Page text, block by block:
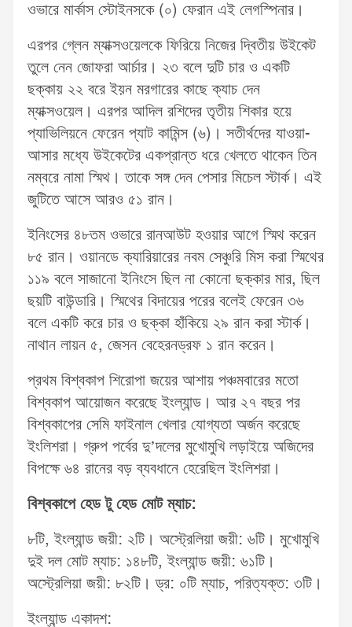
ওভারে মার্কাস স্টোইনসকে (০) ফেরান এই লেগস্পিনার।
এরপর গ্লেন ম্যাক্সওয়েলকে ফিরিয়ে নিজের দ্বিতীয় উইকেট
তুলে নেন জোফরা আর্চার। ২৩ বলে দুটি চার ও একটি
ছক্কায় ২২ বরে ইয়ন মরগারের কাছে ক্যাচ দেন
ম্যাক্সওয়েল। এরপর আদিল রশিদের তৃতীয় শিকার হয়ে
প্যাভিলিয়নে ফেরেন প্যাট কামিন্স (৬)। সতীর্থদের যাওয়া-
আসার মধ্যে উইকেটের একপ্রান্ত ধরে খেলতে থাকেন তিন
নম্বরে নামা স্মিথ। তাকে সঙ্গ দেন পেসার মিচেল স্টার্ক। এই
জুটিতে আসে আরও ৫১ রান।
ইনিংসের ৪৮তম ওভারে রানআউট হওয়ার আগে স্মিথ করেন
৮৫ রান। ওয়ানডে ক্যারিয়ারের নবম সেঞ্চুরি মিস করা স্মিথের
১১৯ বলে সাজানো ইনিংসে ছিল না কোনো ছক্কার মার, ছিল
ছয়টি বাউন্ডারি। স্মিথের বিদায়ের পরের বলেই ফেরেন ৩৬
বলে একটি করে চার ও ছক্কা হাঁকিয়ে ২৯ রান করা স্টার্ক।
নাথান লায়ন ৫, জেসন বেহেরনড্রফ ১ রান করেন।
প্রথম বিশ্বকাপ শিরোপা জয়ের আশায় পঞ্চমবারের মতো
বিশ্বকাপ আয়োজন করেছে ইংল্যান্ড। আর ২৭ বছর পর
বিশ্বকাপের সেমি ফাইনাল খেলার যোগ্যতা অর্জন করেছে
ইংলিশরা। গ্রুপ পর্বের দু’দলের মুখোমুখি লড়াইয়ে অজিদের
বিপক্ষে ৬৪ রানের বড় ব্যবধানে হেরেছিল ইংলিশরা।
বিশ্বকাপে হেড টু হেড মোট ম্যাচ:
৮টি, ইংল্যান্ড জয়ী: ২টি। অস্ট্রেলিয়া জয়ী: ৬টি। মুখোমুখি
দুই দল মোট ম্যাচ: ১৪৮টি, ইংল্যান্ড জয়ী: ৬১টি।
অস্ট্রেলিয়া জয়ী: ৮২টি। ড্র: ০টি ম্যাচ, পরিত্যক্ত: ৩টি।
ইংল্যান্ড একাদশ: